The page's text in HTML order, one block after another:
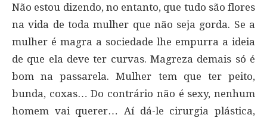
Não estou dizendo, no entanto, que tudo são flores
na vida de toda mulher que não seja gorda. Se a
mulher é magra a sociedade lhe empurra a ideia
de que ela deve ter curvas. Magreza demais só é
bom na passarela. Mulher tem que ter peito,
bunda, coxas… Do contrário não é sexy, nenhum
homem vai querer… Aí dá-le cirurgia plástica,